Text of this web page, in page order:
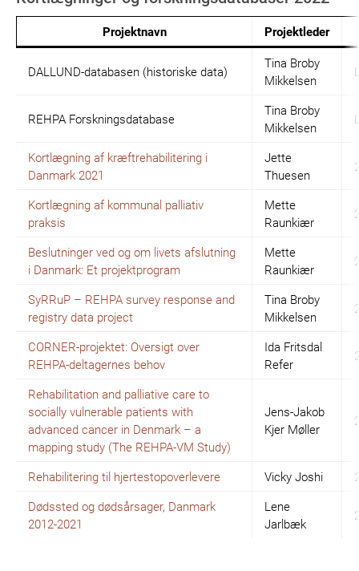
Projektnavn Projektleder
DALLUND-databasen (historiske data)
Tina Broby
Mikkelsen
REHPA Forskningsdatabase
Tina Broby
Mikkelsen
Kortlægning af kræftrehabilitering i
Danmark 2021
Jette
Thuesen
Kortlægning af kommunal palliativ
praksis
Mette
Raunkiær
Beslutninger ved og om livets afslutning
i Danmark: Et projektprogram
Mette
Raunkiær
SyRRuP – REHPA survey response and
registry data project
Tina Broby
Mikkelsen
CORNER-projektet: Oversigt over
REHPA-deltagernes behov
Ida Fritsdal
Refer
Rehabilitation and palliative care to
socially vulnerable patients with
advanced cancer in Denmark – a
mapping study (The REHPA-VM Study)
Jens-Jakob
Kjer Møller
Rehabilitering til hjertestopoverlevere Vicky Joshi
Dødssted og dødsårsager, Danmark
2012-2021
Lene
Jarlbæk